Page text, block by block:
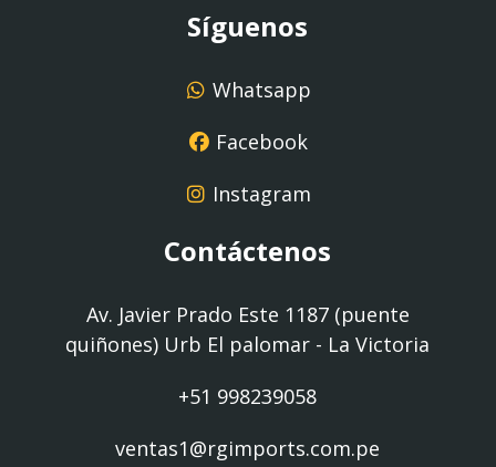
Síguenos
Whatsapp
Facebook
Instagram
Contáctenos
Av. Javier Prado Este 1187 (puente
quiñones) Urb El palomar - La Victoria
+51 998239058
ventas1@rgimports.com.pe